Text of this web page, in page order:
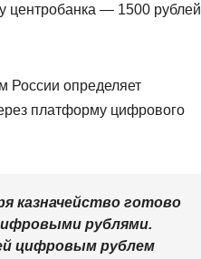
центробанка — 1500 рублей
России определяет
платформу цифрового
казначейство готово
рублями.
цифровым рублем